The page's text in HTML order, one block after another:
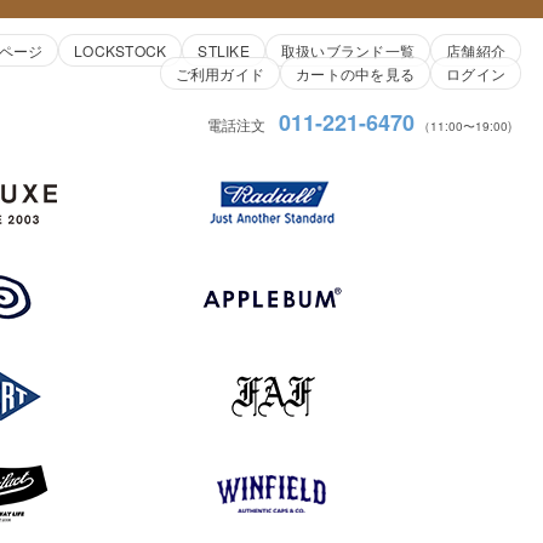
ージ LOCKSTOCK STLIKE 取扱いブランド一覧
店舗紹介
ご利用ガイド
カートの中を見る ログイン
電話注文 011-221-6470 （11:00〜19:00)